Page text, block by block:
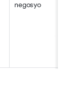
negosyo